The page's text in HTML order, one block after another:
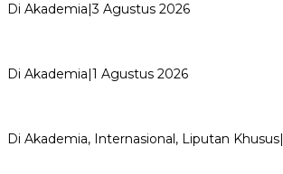
Di Akademia|3 Agustus 2026
Di Akademia|1 Agustus 2026
Di Akademia, Internasional, Liputan Khusus|